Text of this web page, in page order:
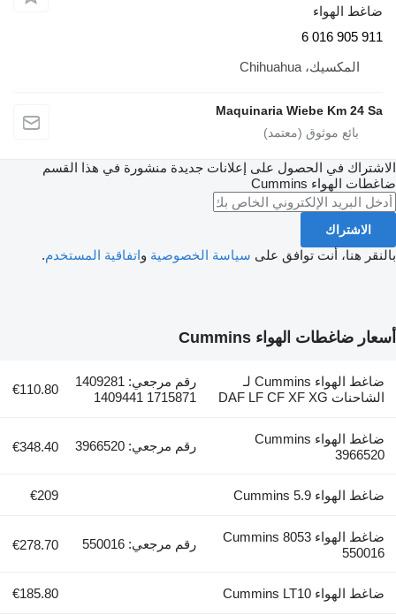
ضاغط الهواء
911 905 016 6
المكسيك، Chihuahua
Maquinaria Wiebe Km 24 Sa
الاشتراك في الحصول على إعلانات جديدة منشورة في هذا القسم
ضاغطات الهواء Cummins
الاشتراك
بالنقر هنا، أنت توافق على سياسة الخصوصية واتفاقية المستخدم.
أسعار ضاغطات الهواء Cummins
ضاغط الهواء Cummins لـ
الشاحنات DAF LF CF XF XG
رقم مرجعي: 1409281
1715871 1409441
€110.80
ضاغط الهواء Cummins
3966520
رقم مرجعي: 3966520 €348.40
ضاغط الهواء Cummins 5.9 €209
ضاغط الهواء Cummins 8053
550016
رقم مرجعي: 550016 €278.70
ضاغط الهواء Cummins LT10 €185.80